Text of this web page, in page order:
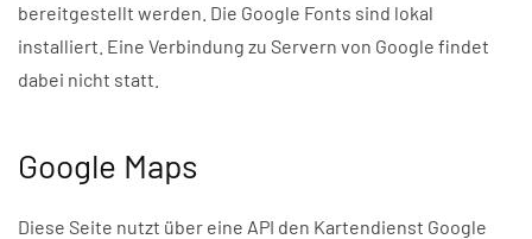
bereitgestellt werden. Die Google Fonts sind lokal
installiert. Eine Verbindung zu Servern von Google findet
dabei nicht statt.
Google Maps
Diese Seite nutzt über eine API den Kartendienst Google